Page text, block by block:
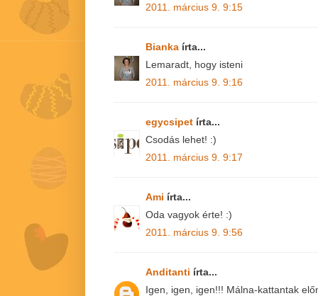
2011. március 9. 9:15
Bianka írta...
Lemaradt, hogy isteni
2011. március 9. 9:16
egycsipet írta...
Csodás lehet! :)
2011. március 9. 9:17
Ami írta...
Oda vagyok érte! :)
2011. március 9. 9:56
Anditanti írta...
Igen, igen, igen!!! Málna-kattantak